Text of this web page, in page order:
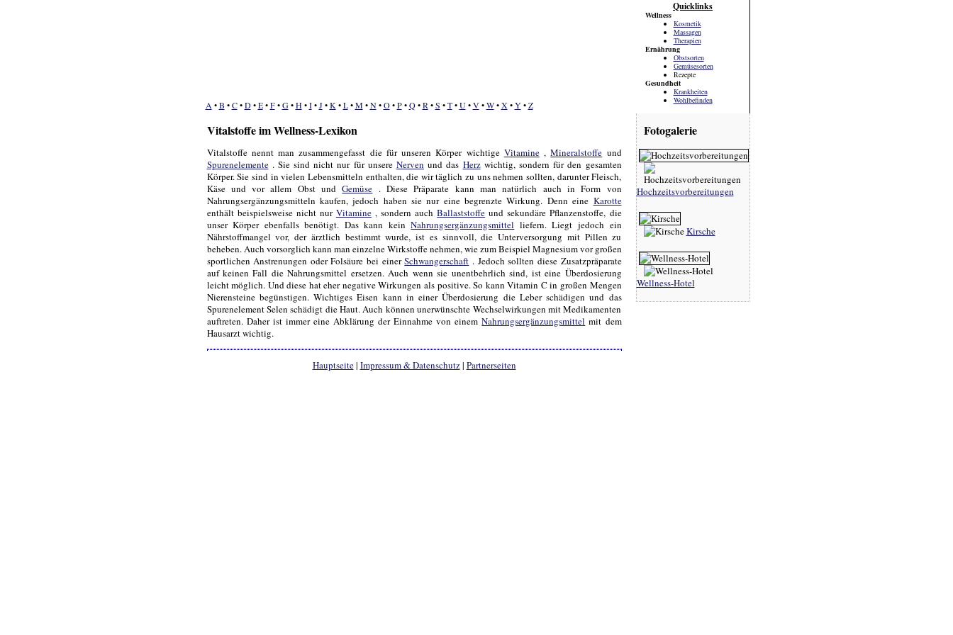
Fotogalerie
Hochzeitsvorbereitungen
Kirsche
Wellness-Hotel
Vitalstoffe im Wellness-Lexikon
Vitalstoffe nennt man zusammengefasst die für unseren Körper wichtige Vitamine,Mineralstoffe und
Spurenelemente. Sie sind nicht nur für unsere Nerven und das Herzwichtig, sondern für den gesamten
Körper. Sie sind in vielen Lebensmitteln enthalten, die wir täglich zu uns nehmen sollten, darunter Fleisch,
Käse und vor allem Obst undGemüse . Diese Präparate kann man natürlich auch in Form von
Nahrungsergänzungsmitteln kaufen, jedoch haben sie nur eine begrenzte Wirkung. Denn eine Karotte
enthält beispielsweise nicht nur Vitamine, sondern auchBallaststoffe und sekundäre Pflanzenstoffe, die
unser Körper ebenfalls benötigt. Das kann keinNahrungsergänzungsmittel liefern. Liegt jedoch ein
Nährstoffmangel vor, der ärztlich bestimmt wurde, ist es sinnvoll, die Unterversorgung mit Pillen zu
beheben. Auch vorsorglich kann man einzelne Wirkstoffe nehmen, wie zum Beispiel Magnesium vor großen
sportlichen Anstrenungen oder Folsäure bei einerSchwangerschaft . Jedoch sollten diese Zusatzpräparate
auf keinen Fall die Nahrungsmittel ersetzen. Auch wenn sie unentbehrlich sind, ist eine Überdosierung
leicht möglich. Und diese hat eher negative Wirkungen als positive. So kann Vitamin C in großen Mengen
Nierensteine begünstigen. Wichtiges Eisen kann in einer Überdosierung die Leber schädigen und das
Spurenelement Selen schädigt die Haut. Auch können unerwünschte Wechselwirkungen mit Medikamenten
auftreten. Daher ist immer eine Abklärung der Einnahme von einemNahrungsergänzungsmittel mit dem
Hausarzt wichtig.
Hauptseite| Impressum & Datenschutz| Partnerseiten
A •B •C•D•E•F•G•H•I•J•K •L•M•N•O•P•Q•R •S •T•U•V•W•X •Y•Z
Quicklinks
Wellness
Kosmetik
Massagen
Therapien
Ernährung
Obstsorten
Gemüsesorten
Rezepte
Gesundheit
Krankheiten
Wohlbefinden